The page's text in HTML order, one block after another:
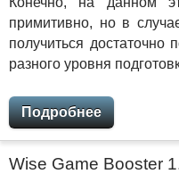
примитивно, но в
получиться
разного уровня
Подробнее
Wise Game Booster